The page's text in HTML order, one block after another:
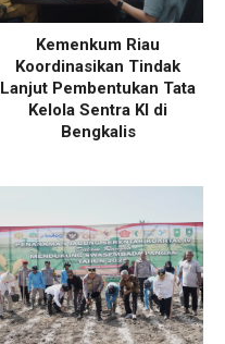
Kemenkum Riau
Koordinasikan Tindak
Lanjut Pembentukan Tata
Kelola Sentra KI di
Bengkalis